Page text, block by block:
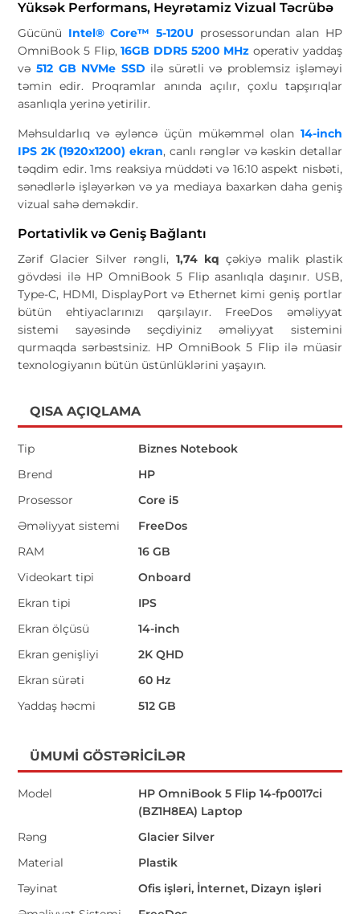
Yüksək Performans, Heyrətamiz Vizual Təcrübə
Gücünü Intel® Core™ 5-120U prosessorundan alan HP
OmniBook 5 Flip,16GB DDR5 5200 MHz operativ yaddaş
və 512 GB NVMe SSD ilə sürətli və problemsiz işləməyi
təmin edir. Proqramlar anında açılır, çoxlu tapşırıqlar
asanlıqla yerinə yetirilir.
Məhsuldarlıq və əyləncə üçün mükəmməl olan 14-inch
IPS 2K (1920x1200) ekran, canlı rənglər və kəskin detallar
təqdim edir. 1ms reaksiya müddəti və 16:10 aspekt nisbəti,
sənədlərlə işləyərkən və ya mediaya baxarkən daha geniş
vizual sahə deməkdir.
Portativlik və Geniş Bağlantı
Zərif Glacier Silver rəngli, 1,74 kq çəkiyə malik plastik
gövdəsi ilə HP OmniBook 5 Flip asanlıqla daşınır. USB,
Type-C, HDMI, DisplayPort və Ethernet kimi geniş portlar
bütün ehtiyaclarınızı qarşılayır. FreeDos əməliyyat
sistemi sayəsində seçdiyiniz əməliyyat sistemini
qurmaqda sərbəstsiniz. HP OmniBook 5 Flip ilə müasir
texnologiyanın bütün üstünlüklərini yaşayın.
QISA AÇIQLAMA
Tip
Biznes Notebook
Brend
HP
Prosessor
Core i5
Əməliyyat sistemi
FreeDos
RAM
16 GB
Videokart tipi
Onboard
Ekran tipi
IPS
Ekran ölçüsü
14-inch
Ekran genişliyi
2K QHD
Ekran sürəti
60 Hz
Yaddaş həcmi
512 GB
ÜMUMI GÖSTƏRICILƏR
Model
HP OmniBook 5 Flip 14-fp0017ci
(BZ1H8EA) Laptop
Rəng
Glacier Silver
Material
Plastik
Təyinat
Ofis işləri, İnternet, Dizayn işləri